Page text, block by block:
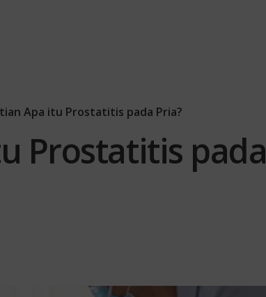
Apa itu Prostatitis pada Pria?
Prostatitis pada